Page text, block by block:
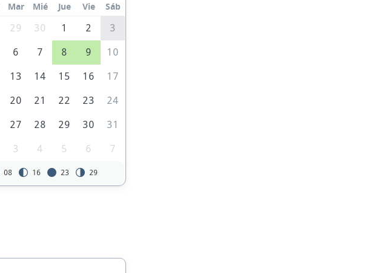
Mar Mié Jue Vie
Sáb
29 30 1 2 3
6 7 8 9 10
13 14 15 16 17
20 21 22 23 24
27 28 29 30 31
3 4 5 6 7
08 16 23 29